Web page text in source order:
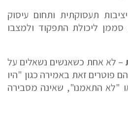
תעסוקתית ותחום עיסוק
ליכולת התפקוד ולמצבו
– לא אחת כשאנשים נשאלים על
פוטרים זאת באמירה כגון "היו
"לא התאמנו", שאינה מסבירה